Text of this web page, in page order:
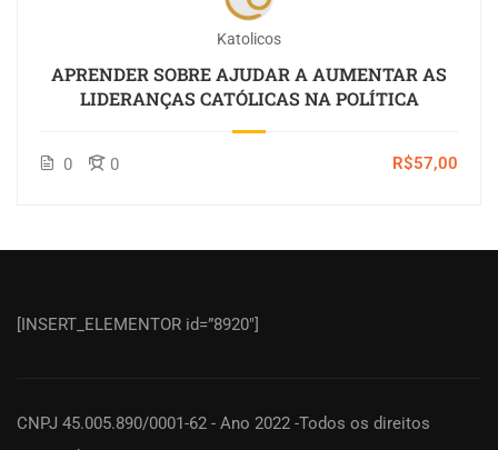
Katolicos
APRENDER SOBRE AJUDAR A AUMENTAR AS
LIDERANÇAS CATÓLICAS NA POLÍTICA
0 0 R$57,00
[INSERT_ELEMENTOR id=”8920″]
CNPJ 45.005.890/0001-62 - Ano 2022 -Todos os direitos